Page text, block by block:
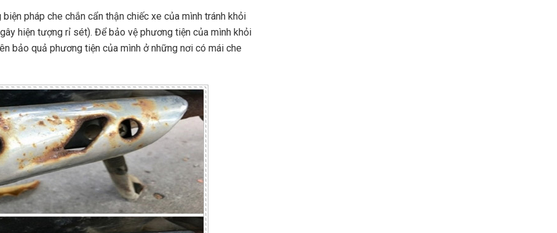
pháp che chắn cẩn thận chiếc xe của mình tránh khỏi
hiện tượng rỉ sét). Để bảo vệ phương tiện của mình khỏi
bảo quả phương tiện của mình ở những nơi có mái che